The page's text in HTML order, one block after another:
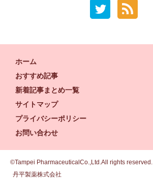
ホーム
おすすめ記事
新着記事まとめ一覧
サイトマップ
プライバシーポリシー
お問い合わせ
©Tampei PharmaceuticalCo.,Ltd.All rights reserved.
丹平製薬株式会社